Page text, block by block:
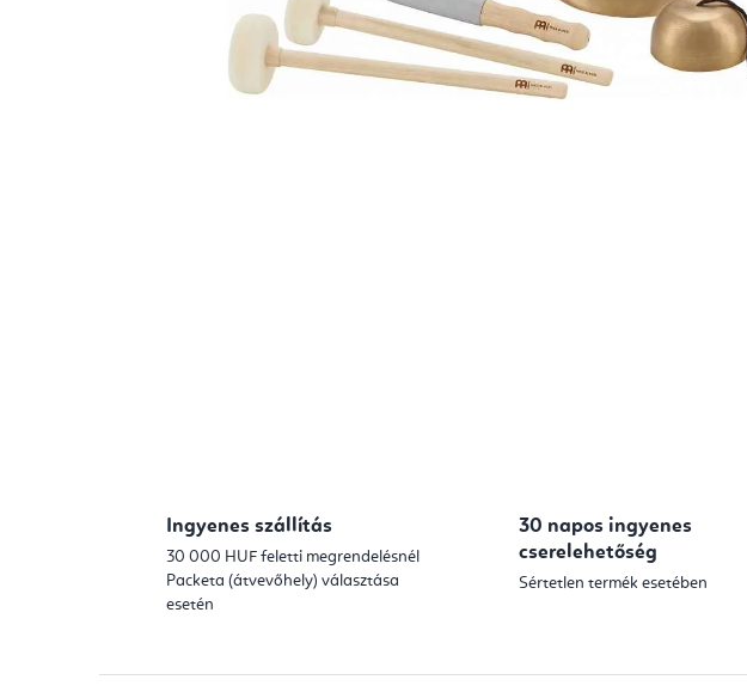
Ingyenes szállítás
30 000 HUF feletti megrendelésnél
Packeta (átvevőhely) választása
esetén
30 napos ingyenes
cserelehetőség
Sértetlen termék esetében